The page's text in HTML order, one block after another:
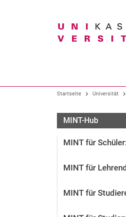
Unser Profil
Organisation
Fachbereiche und Institute
Zentrale Einrichtungen
Studium im Überblick
Alle Studiengänge
Bachelor-Studiengänge
Lehramtsstudium
Studiengänge der
Neue Studienangebote
Forschung im Überblick
Forschungs- und
Wissens- und
Startseite Universität
MINT-Hub
MINT für
MINT für
MINT für